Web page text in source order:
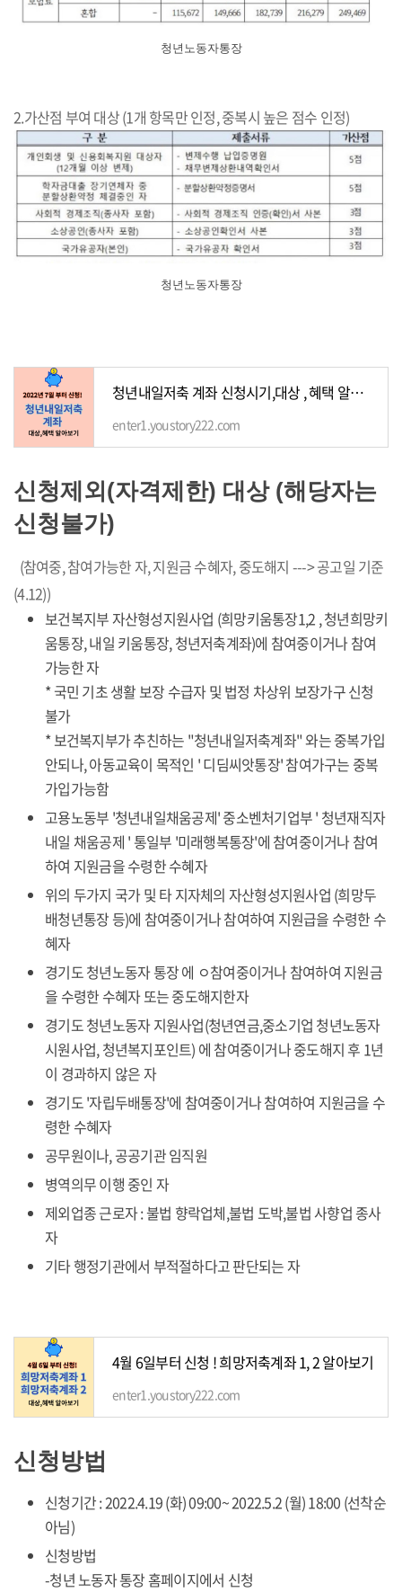
청년노동자통장
2.가산점 부여 대상 (1개 항목만 인정, 중복시 높은 점수 인정)
청년노동자통장
청년내일저축 계좌 신청시기,대상 , 혜택 알아보기
enter1.youstory222.com
신청제외(자격제한) 대상 (해당자는
신청불가)
(참여중, 참여가능한 자, 지원금 수혜자, 중도해지 ---> 공고일 기준
(4.12))
보건복지부 자산형성지원사업 (희망키움통장1,2 , 청년희망키
움통장, 내일 키움통장, 청년저축계좌)에 참여중이거나 참여
가능한 자
* 국민 기초 생활 보장 수급자 및 법정 차상위 보장가구 신청
불가
* 보건복지부가 추친하는 "청년내일저축계좌" 와는 중복가입
안되나, 아동교육이 목적인 ' 디딤씨앗통장' 참여가구는 중복
가입가능함
고용노동부 '청년내일채움공제' 중소벤처기업부 ' 청년재직자
내일 채움공제 ' 통일부 '미래행복통장'에 참여중이거나 참여
하여 지원금을 수령한 수혜자
위의 두가지 국가 및 타 지자체의 자산형성지원사업 (희망두
배청년통장 등)에 참여중이거나 참여하여 지원급을 수령한 수
혜자
경기도 청년노동자 통장 에 ㅇ참여중이거나 참여하여 지원금
을 수령한 수혜자 또는 중도해지한자
경기도 청년노동자 지원사업(청년연금,중소기업 청년노동자
시원사업, 청년복지포인트) 에 참여중이거나 중도해지 후 1년
이 경과하지 않은 자
경기도 '자립두배통장'에 참여중이거나 참여하여 지원금을 수
령한 수혜자
공무원이나, 공공기관 임직원
병역의무 이행 중인 자
제외업종 근로자 : 불법 향락업체,불법 도박,불법 사향업 종사
자
기타 행정기관에서 부적절하다고 판단되는 자
4월 6일부터 신청 ! 희망저축계좌 1, 2 알아보기
enter1.youstory222.com
신청방법
신청기간 : 2022.4.19 (화) 09:00~ 2022.5.2 (월) 18:00 (선착순
아님)
신청방법
-청년 노동자 통장 홈페이지에서 신청